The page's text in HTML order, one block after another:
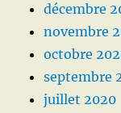
décembre
novembre
octobre
septembre
juillet 2020